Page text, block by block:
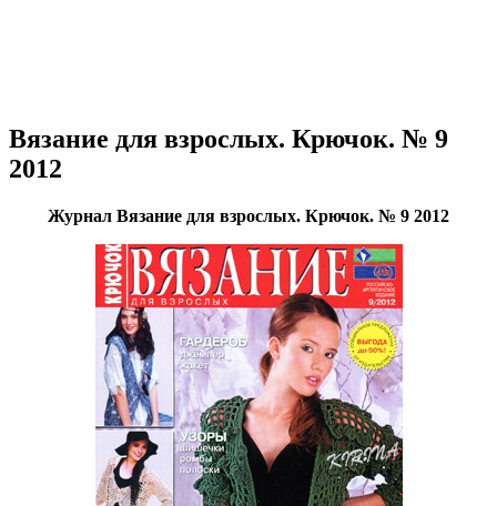
Вязание для взрослых. Крючок. № 9
2012
Журнал Вязание для взрослых. Крючок. № 9 2012